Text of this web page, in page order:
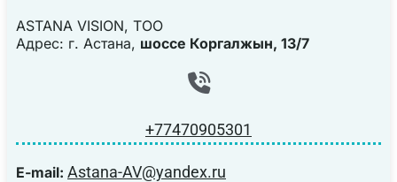
ASTANA VISION, TOO
Адрес: г. Астана, шоссе Коргалжын, 13/7
+77470905301
E-mail: Astana-AV@yandex.ru